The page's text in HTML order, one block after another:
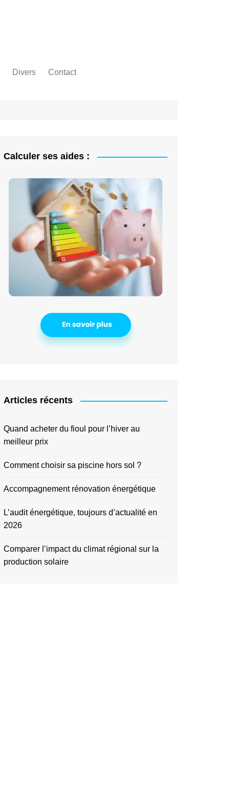
Divers Contact
Calculer ses aides :
Articles récents
Quand acheter du fioul pour l’hiver au
meilleur prix
Comment choisir sa piscine hors sol ?
Accompagnement rénovation énergétique
L’audit énergétique, toujours d’actualité en
2026
Comparer l’impact du climat régional sur la
production solaire